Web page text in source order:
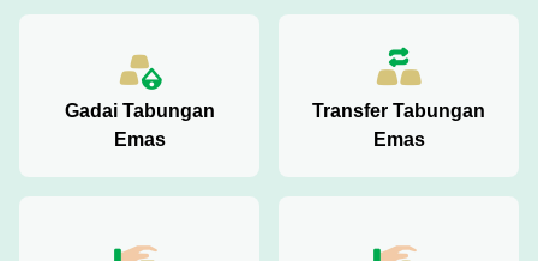
Gadai Tabungan
Emas
Transfer Tabungan
Emas